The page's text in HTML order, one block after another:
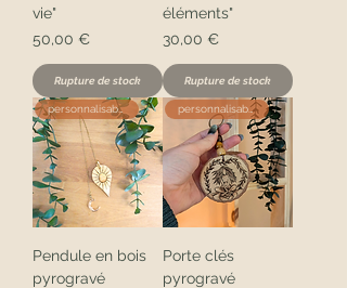
vie"
Prix
50,00 €
Rupture de stock
éléments"
Prix
30,00 €
Rupture de stock
personnalisable
Pendule en bois
pyrogravé
personnalisable
Porte clés
pyrogravé